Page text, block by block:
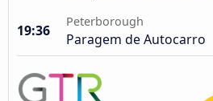
19:36
Peterborough
Paragem de Autocarro